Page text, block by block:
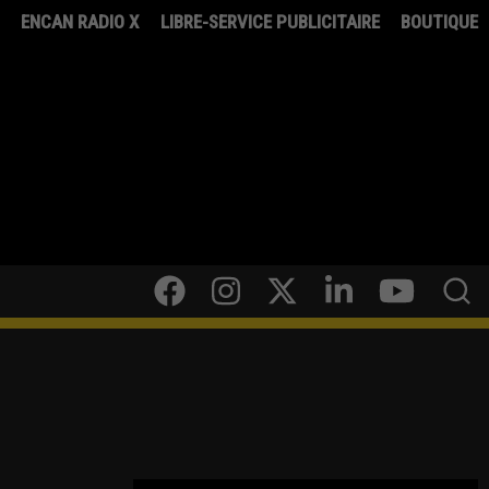
ENCAN RADIO X LIBRE-SERVICE PUBLICITAIRE BOUTIQUE